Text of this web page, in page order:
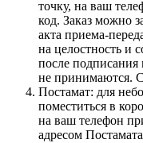
точку, на ваш
код. Заказ можно
акта приема-
на целостность и
после подписания
не принимаются.
Постамат: для
поместиться в
на ваш телефон
адресом